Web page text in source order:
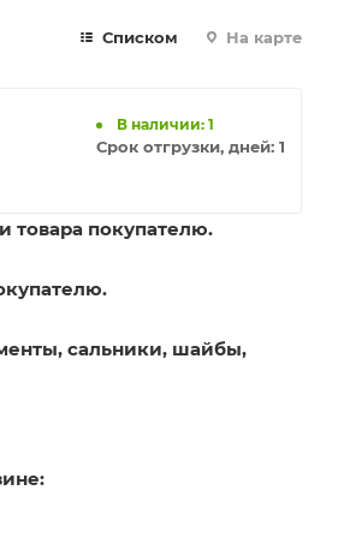
Списком На карте
В наличии: 1
Срок отгрузки, дней: 1
товара покупателю.
сальники, шайбы,